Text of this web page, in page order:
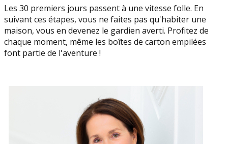
Les 30 premiers jours passent à une vitesse folle. En
suivant ces étapes, vous ne faites pas qu'habiter une
maison, vous en devenez le gardien averti. Profitez de
chaque moment, même les boîtes de carton empilées
font partie de l'aventure !